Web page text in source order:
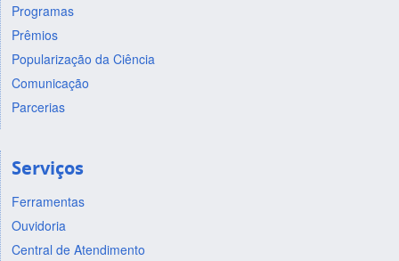
Programas
Prêmios
Popularização da Ciência
Comunicação
Parcerias
Serviços
Ferramentas
Ouvidoria
Central de Atendimento